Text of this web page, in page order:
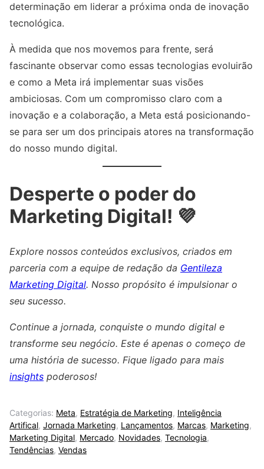
determinação em liderar a próxima onda de inovação
tecnológica.
À medida que nos movemos para frente, será
fascinante observar como essas tecnologias evoluirão
e como a Meta irá implementar suas visões
ambiciosas. Com um compromisso claro com a
inovação e a colaboração, a Meta está posicionando-
se para ser um dos principais atores na transformação
do nosso mundo digital.
Desperte o poder do
Marketing Digital! 💜
Explore nossos conteúdos exclusivos, criados em
parceria com a equipe de redação da Gentileza
Marketing Digital. Nosso propósito é impulsionar o
seu sucesso.
Continue a jornada, conquiste o mundo digital e
transforme seu negócio. Este é apenas o começo de
uma história de sucesso. Fique ligado para mais
insights poderosos!
Categorias: Meta, Estratégia de Marketing, Inteligência
Artifical, Jornada Marketing, Lançamentos, Marcas, Marketing,
Marketing Digital, Mercado, Novidades, Tecnologia,
Tendências, Vendas